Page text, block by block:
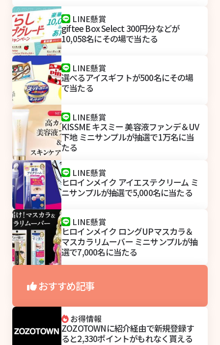
LINE懸賞
giftee Box Select 300円分などが
10,058名にその場で当たる
LINE懸賞
選べるアイスギフトが500名にその場
で当たる
LINE懸賞
KISSME キスミー 美容液ファンデ＆UV
下地 ミニサンプルが抽選で1万名に当
たる
LINE懸賞
ヒロインメイク アイエステクリーム ミ
ニサンプルが抽選で5,000名に当たる
LINE懸賞
ヒロインメイク ロングUPマスカラ＆
マスカラリムーバー ミニサンプルが抽
選で7,000名に当たる
おすすめ記事
お得情報
ZOZOTOWNに紹介経由で新規登録す
ると2,330ポイントがもれなく貰える